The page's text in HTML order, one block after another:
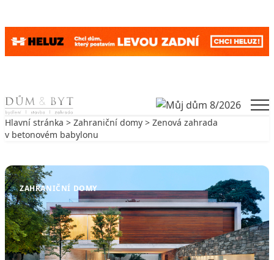
Skip to content
Hlavní stránka > Zahraniční domy > Zenová zahrada
v betonovém babylonu
ZAHRANIČNÍ DOMY